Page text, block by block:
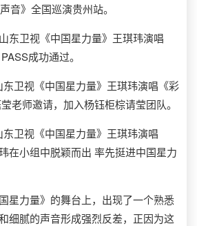
》全国巡演贵州站。
卫视《中国星力量》王琪玮演唱
成功通过。
卫视《中国星力量》王琪玮演唱《彩
老师邀请，加入杨钰柜棕请莹团队。
卫视《中国星力量》王琪玮演唱
在小组中脱颖而出 率先挺进中国星力
力量》的舞台上，出现了一个熟悉
细腻的声音形成强烈反差，正因为这